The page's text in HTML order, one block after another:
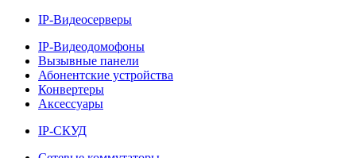
IP-Видеосерверы
IP-Видеодомофоны
Вызывные панели
Абонентские устройства
Конвертеры
Аксессуары
IP-СКУД